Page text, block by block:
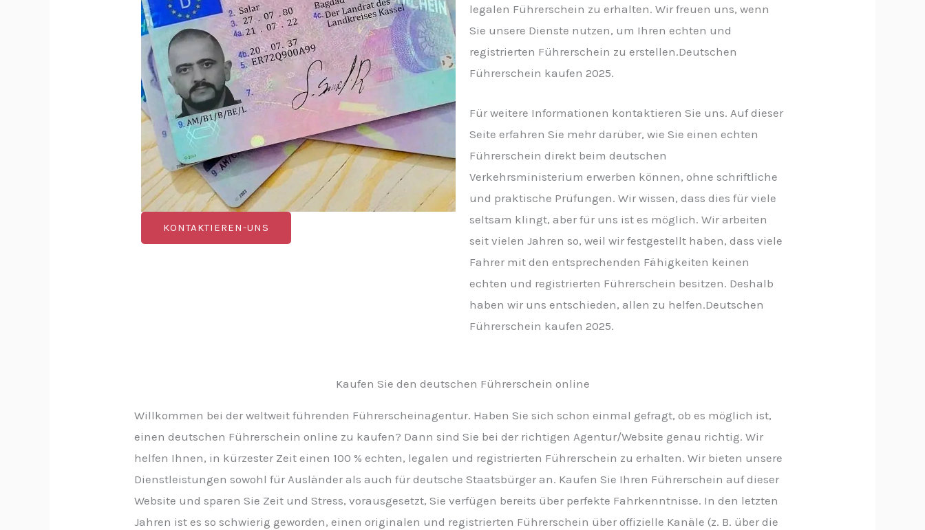
KONTAKTIEREN-UNS
legalen Führerschein zu erhalten. Wir freuen uns, wenn
Sie unsere Dienste nutzen, um Ihren echten und
registrierten Führerschein zu erstellen.Deutschen
Führerschein kaufen 2025.
Für weitere Informationen kontaktieren Sie uns. Auf dieser
Seite erfahren Sie mehr darüber, wie Sie einen echten
Führerschein direkt beim deutschen
Verkehrsministerium erwerben können, ohne schriftliche
und praktische Prüfungen. Wir wissen, dass dies für viele
seltsam klingt, aber für uns ist es möglich. Wir arbeiten
seit vielen Jahren so, weil wir festgestellt haben, dass viele
Fahrer mit den entsprechenden Fähigkeiten keinen
echten und registrierten Führerschein besitzen. Deshalb
haben wir uns entschieden, allen zu helfen.Deutschen
Führerschein kaufen 2025.
Kaufen Sie den deutschen Führerschein online
Willkommen bei der weltweit führenden Führerscheinagentur. Haben Sie sich schon einmal gefragt, ob es möglich ist,
einen deutschen Führerschein online zu kaufen? Dann sind Sie bei der richtigen Agentur/Website genau richtig. Wir
helfen Ihnen, in kürzester Zeit einen 100 % echten, legalen und registrierten Führerschein zu erhalten. Wir bieten unsere
Dienstleistungen sowohl für Ausländer als auch für deutsche Staatsbürger an. Kaufen Sie Ihren Führerschein auf dieser
Website und sparen Sie Zeit und Stress, vorausgesetzt, Sie verfügen bereits über perfekte Fahrkenntnisse. In den letzten
Jahren ist es so schwierig geworden, einen originalen und registrierten Führerschein über offizielle Kanäle (z. B. über die